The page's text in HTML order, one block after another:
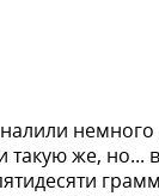
налили
же, но...
грамм